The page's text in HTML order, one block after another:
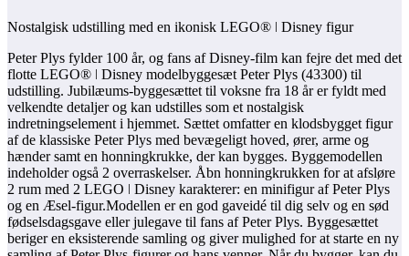
Nostalgisk udstilling med en ikonisk LEGO® ǀ Disney figur
Peter Plys fylder 100 år, og fans af Disney-film kan fejre det med det
flotte LEGO® ǀ Disney modelbyggesæt Peter Plys (43300) til
udstilling. Jubilæums-byggesættet til voksne fra 18 år er fyldt med
velkendte detaljer og kan udstilles som et nostalgisk
indretningselement i hjemmet. Sættet omfatter en klodsbygget figur
af de klassiske Peter Plys med bevægeligt hoved, ører, arme og
hænder samt en honningkrukke, der kan bygges. Byggemodellen
indeholder også 2 overraskelser. Åbn honningkrukken for at afsløre
2 rum med 2 LEGO ǀ Disney karakterer: en minifigur af Peter Plys
og en Æsel-figur.Modellen er en god gaveidé til dig selv og en sød
fødselsdagsgave eller julegave til fans af Peter Plys. Byggesættet
beriger en eksisterende samling og giver mulighed for at starte en ny